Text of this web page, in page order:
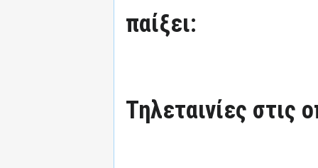
παίξει:
Τηλεταινίες στις